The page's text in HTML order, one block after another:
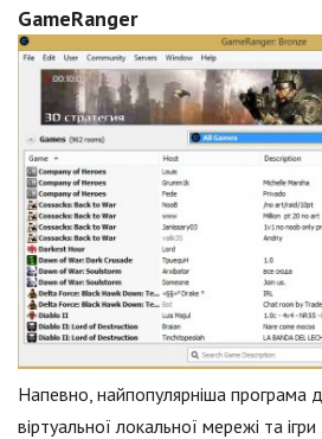
GameRanger
Напевно, найпопулярніша програма
віртуальної локальної мережі та